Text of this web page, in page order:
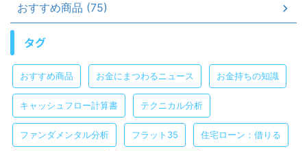
おすすめ商品 (75)
タグ
おすすめ商品 お金にまつわるニュース お金持ちの知識
キャッシュフロー計算書 テクニカル分析
ファンダメンタル分析 フラット35 住宅ローン：借りる